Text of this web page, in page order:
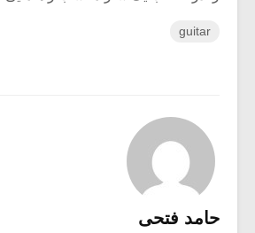
guitar
حامد فتحی